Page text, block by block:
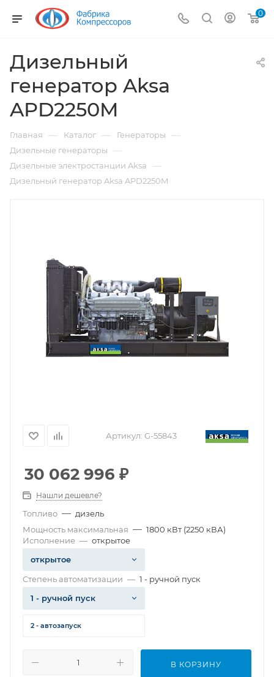
0
Дизельный
генератор Aksa
APD2250M
Главная — Каталог — Генераторы —
Дизельные генераторы —
Дизельные электростанции Aksa —
Дизельный генератор Aksa APD2250M
Артикул: G-55843
30 062 996 ₽
Нашли дешевле?
Топливо — дизель
Мощность максимальная — 1800 кВт (2250 кВА)
Исполнение — открытое
открытое
Степень автоматизации — 1 - ручной пуск
1 - ручной пуск
2 - автозапуск
В КОРЗИНУ